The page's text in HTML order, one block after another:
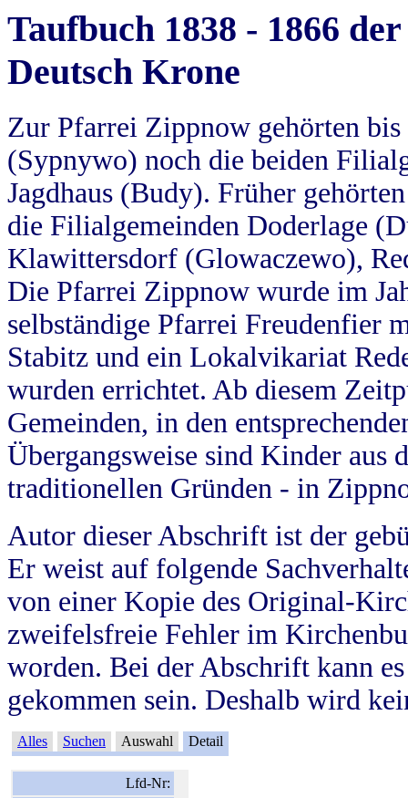
Taufbuch 1838 - 1866
Deutsch Krone
Zur Pfarrei Zippnow gehörten
(Sypnywo) noch die beiden
Jagdhaus (Budy). Früher
die Filialgemeinden Doderlage
Klawittersdorf (Glowaczewo),
Die Pfarrei Zippnow wurde im
selbständige Pfarrei Freudenfier
Stabitz und ein Lokalvikariat
wurden errichtet. Ab diesem
Gemeinden, in den
Übergangsweise sind Kinder aus
traditionellen Gründen - in
Autor dieser Abschrift ist der
Er weist auf folgende
von einer Kopie des Original-
zweifelsfreie Fehler im
worden. Bei der Abschrift kann
gekommen sein. Deshalb wird
Alles Suchen Auswahl Detail
Lfd-Nr: